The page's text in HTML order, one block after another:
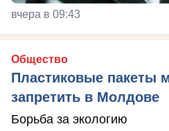
вчера в 09:43
Общество
Пластиковые пакеты
запретить в Молдове
Борьба за экологию